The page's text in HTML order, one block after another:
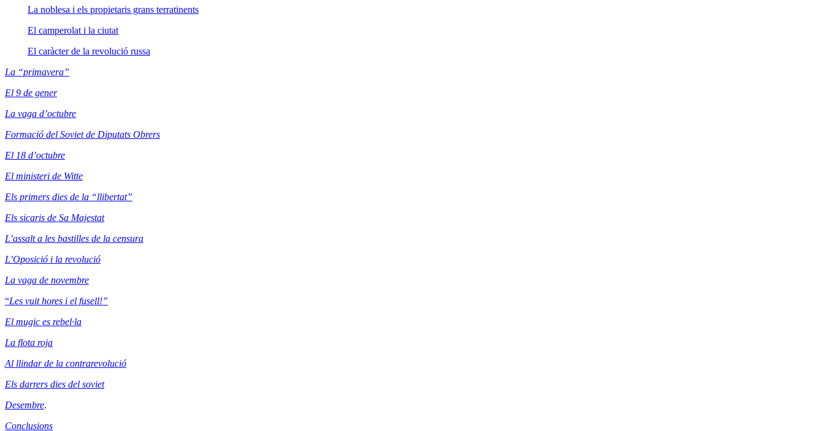
La noblesa i els propietaris grans terratinents
El camperolat i la ciutat
El caràcter de la revolució russa
La “primavera”
El 9 de gener
La vaga d’octubre
Formació del Soviet de Diputats Obrers
El 18 d’octubre
El ministeri de Witte
Els primers dies de la “llibertat”
Els sicaris de Sa Majestat
L’assalt a les bastilles de la censura
L’Oposició i la revolució
La vaga de novembre
“Les vuit hores i el fusell!”
El mugic es rebel·la
La flota roja
Al llindar de la contrarevolució
Els darrers dies del soviet
Desembre.
Conclusions